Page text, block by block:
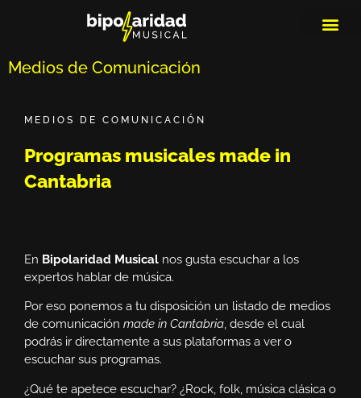
Medios de Comunicación
MEDIOS DE COMUNICACIÓN
Programas musicales made in
Cantabria
En Bipolaridad Musical nos gusta escuchar a los
expertos hablar de música.
Por eso ponemos a tu disposición un listado de medios
de comunicación made in Cantabria, desde el cual
podrás ir directamente a sus plataformas a ver o
escuchar sus programas.
¿Qué te apetece escuchar? ¿Rock, folk, música clásica o